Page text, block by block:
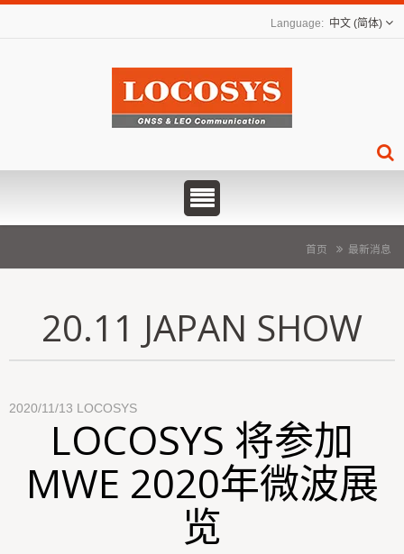
中文 (简体)
首页 最新消息
20.11 JAPAN SHOW
2020/11/13 LOCOSYS
LOCOSYS 将参加
MWE 2020年微波展
览